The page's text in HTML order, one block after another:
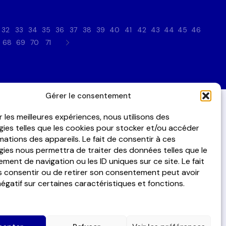
Gérer le consentement
les meilleures expériences, nous utilisons des
telles que les cookies pour stocker et/ou accéder
des appareils. Le fait de consentir à ces
nous permettra de traiter des données telles que le
de navigation ou les ID uniques sur ce site. Le fait
consentir ou de retirer son consentement peut avoir
sur certaines caractéristiques et fonctions.
32 33 34 35 36 37 38 39 40 41 42 43 44 45 46
68 69 70 71
Je m'inscris
à la lettre d'information
E-
mail*